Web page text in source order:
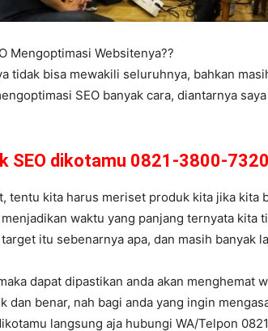
Mengoptimasi Websitenya??
tidak bisa mewakili seluruhnya, bahkan
SEO banyak cara, diantarnya
SEO dikotamu 0821-3800-
tentu kita harus meriset produk kita jika kita
waktu yang panjang ternyata kita
itu sebenarnya apa, dan masih banyak
dapat dipastikan anda akan menghemat
dan benar, nah bagi anda yang ingin
langsung aja hubungi WA/Telpon